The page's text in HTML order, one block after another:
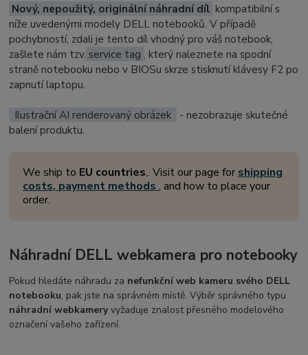
Nový, nepoužitý, originální náhradní díl kompatibilní s
níže uvedenými modely DELL notebooků. V případě
pochybností, zdali je tento díl vhodný pro váš notebook,
zašlete nám tzv. service tag , který naleznete na spodní
straně notebooku nebo v BIOSu skrze stisknutí klávesy F2 po
zapnutí laptopu.
Ilustrační AI renderovaný obrázek
- nezobrazuje skutečné
balení produktu.
We ship to EU countries,. Visit our page for shipping
costs, payment methods, and how to place your
order.
Náhradní DELL webkamera pro notebooky
Pokud hledáte náhradu za nefunkční web kameru svého DELL
notebooku, pak jste na správném místě. Výběr správného typu
náhradní webkameryvyžaduje znalost přesného modelového
označení vašeho zařízení.